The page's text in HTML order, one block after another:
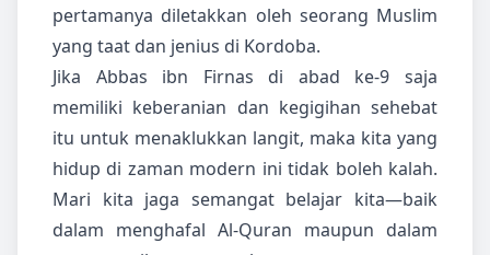
pertamanya diletakkan oleh seorang Muslim
yang taat dan jenius di Kordoba.
Jika Abbas ibn Firnas di abad ke-9 saja
memiliki keberanian dan kegigihan sehebat
itu untuk menaklukkan langit, maka kita yang
hidup di zaman modern ini tidak boleh kalah.
Mari kita jaga semangat belajar kita—baik
dalam menghafal Al-Quran maupun dalam